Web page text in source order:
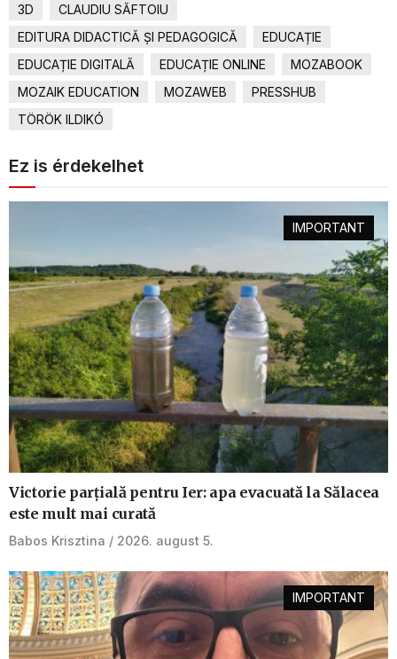
3D
CLAUDIU SĂFTOIU
EDITURA DIDACTICĂ ȘI PEDAGOGICĂ
EDUCAȚIE
EDUCAȚIE DIGITALĂ
EDUCAȚIE ONLINE
MOZABOOK
MOZAIK EDUCATION
MOZAWEB
PRESSHUB
TÖRÖK ILDIKÓ
Ez is érdekelhet
IMPORTANT
Victorie parțială pentru Ier: apa evacuată la Sălacea
este mult mai curată
Babos Krisztina 2026. august 5.
IMPORTANT